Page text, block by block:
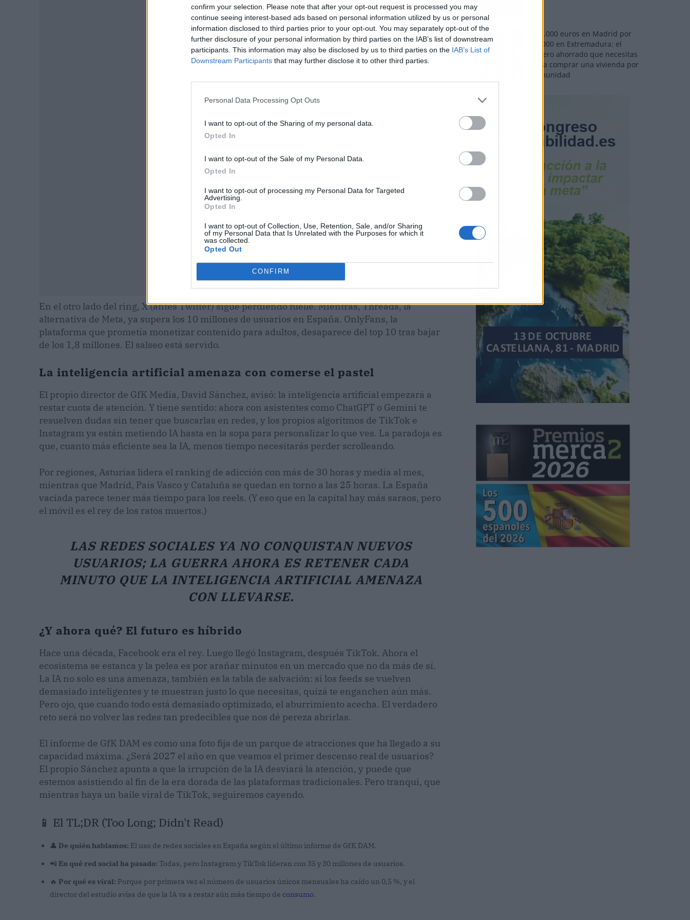
confirm your selection. Please note that after your opt-out request is processed you may
continue seeing interest-based ads based on personal information utilized by us or personal
information disclosed to third parties prior to your opt-out. You may separately opt-out of the
further disclosure of your personal information by third parties on the IAB’s list of downstream
participants. This information may also be disclosed by us to third parties on the IAB’s List of
Downstream Participants that may further disclose it to other third parties.
Personal Data Processing Opt Outs
I want to opt-out of the Sharing of my personal data.
Opted In
I want to opt-out of the Sale of my Personal Data.
Opted In
I want to opt-out of processing my Personal Data for Targeted
Advertising.
Opted In
I want to opt-out of Collection, Use, Retention, Sale, and/or Sharing
of my Personal Data that Is Unrelated with the Purposes for which it
was collected.
Opted Out
CONFIRM
En el otro lado del ring, X (antes Twitter) sigue perdiendo fuelle. Mientras, Threads, la
alternativa de Meta, ya supera los 10 millones de usuarios en España. OnlyFans, la
plataforma que prometía monetizar contenido para adultos, desaparece del top 10 tras bajar
de los 1,8 millones. El salseo está servido.
La inteligencia artificial amenaza con comerse el pastel
El propio director de GfK Media, David Sánchez, avisó: la inteligencia artificial empezará a
restar cuota de atención. Y tiene sentido: ahora con asistentes como ChatGPT o Gemini te
resuelven dudas sin tener que buscarlas en redes, y los propios algoritmos de TikTok e
Instagram ya están metiendo IA hasta en la sopa para personalizar lo que ves. La paradoja es
que, cuanto más eficiente sea la IA, menos tiempo necesitarás perder scrolleando.
Por regiones, Asturias lidera el ranking de adicción con más de 30 horas y media al mes,
mientras que Madrid, País Vasco y Cataluña se quedan en torno a las 25 horas. La España
vaciada parece tener más tiempo para los reels. (Y eso que en la capital hay más saraos, pero
el móvil es el rey de los ratos muertos.)
LAS REDES SOCIALES YA NO CONQUISTAN NUEVOS
USUARIOS; LA GUERRA AHORA ES RETENER CADA
MINUTO QUE LA INTELIGENCIA ARTIFICIAL AMENAZA
CON LLEVARSE.
¿Y ahora qué? El futuro es híbrido
Hace una década, Facebook era el rey. Luego llegó Instagram, después TikTok. Ahora el
ecosistema se estanca y la pelea es por arañar minutos en un mercado que no da más de sí.
La IA no solo es una amenaza, también es la tabla de salvación: si los feeds se vuelven
demasiado inteligentes y te muestran justo lo que necesitas, quizá te enganchen aún más.
Pero ojo, que cuando todo está demasiado optimizado, el aburrimiento acecha. El verdadero
reto será no volver las redes tan predecibles que nos dé pereza abrirlas.
El informe de GfK DAM es como una foto fija de un parque de atracciones que ha llegado a su
capacidad máxima. ¿Será 2027 el año en que veamos el primer descenso real de usuarios?
El propio Sánchez apunta a que la irrupción de la IA desviará la atención, y puede que
estemos asistiendo al fin de la era dorada de las plataformas tradicionales. Pero tranqui, que
mientras haya un baile viral de TikTok, seguiremos cayendo.
📱 El TL;DR (Too Long; Didn't Read)
👤 De quién hablamos: El uso de redes sociales en España según el último informe de GfK DAM.
📲 En qué red social ha pasado: Todas, pero Instagram y TikTok lideran con 35 y 30 millones de usuarios.
🔥 Por qué es viral: Porque por primera vez el número de usuarios únicos mensuales ha caído un 0,5 %, y el
director del estudio avisa de que la IA va a restar aún más tiempo de consumo.
110.000 euros en Madrid por
31.000 en Extremadura: el
dinero ahorrado que necesitas
para comprar una vivienda por
comunidad